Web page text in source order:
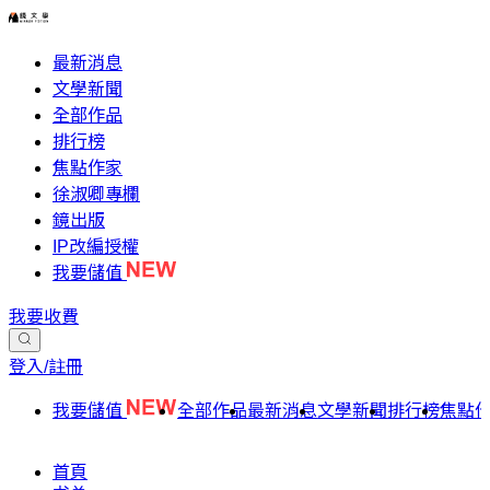
最新消息
文學新聞
全部作品
排行榜
焦點作家
徐淑卿專欄
鏡出版
IP改編授權
我要儲值
我要收費
登入/註冊
我要儲值 全部作品最新消息文學新聞排行榜焦點
首頁